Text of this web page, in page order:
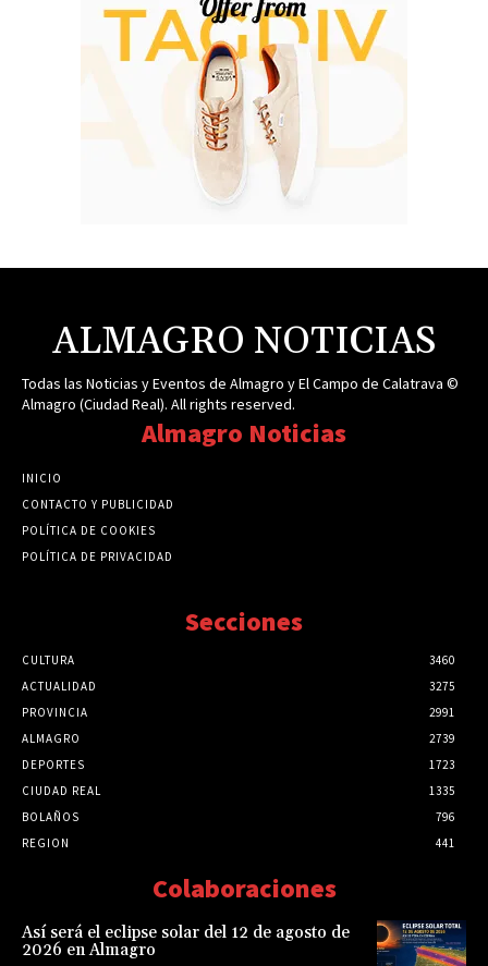
ALMAGRO NOTICIAS
Todas las Noticias y Eventos de Almagro y El Campo de Calatrava ©
Almagro (Ciudad Real). All rights reserved.
Almagro Noticias
INICIO
CONTACTO Y PUBLICIDAD
POLÍTICA DE COOKIES
POLÍTICA DE PRIVACIDAD
Secciones
CULTURA
3460
ACTUALIDAD
3275
PROVINCIA
2991
ALMAGRO
2739
DEPORTES
1723
CIUDAD REAL
1335
BOLAÑOS
796
REGION
441
Colaboraciones
Así será el eclipse solar del 12 de agosto de
2026 en Almagro